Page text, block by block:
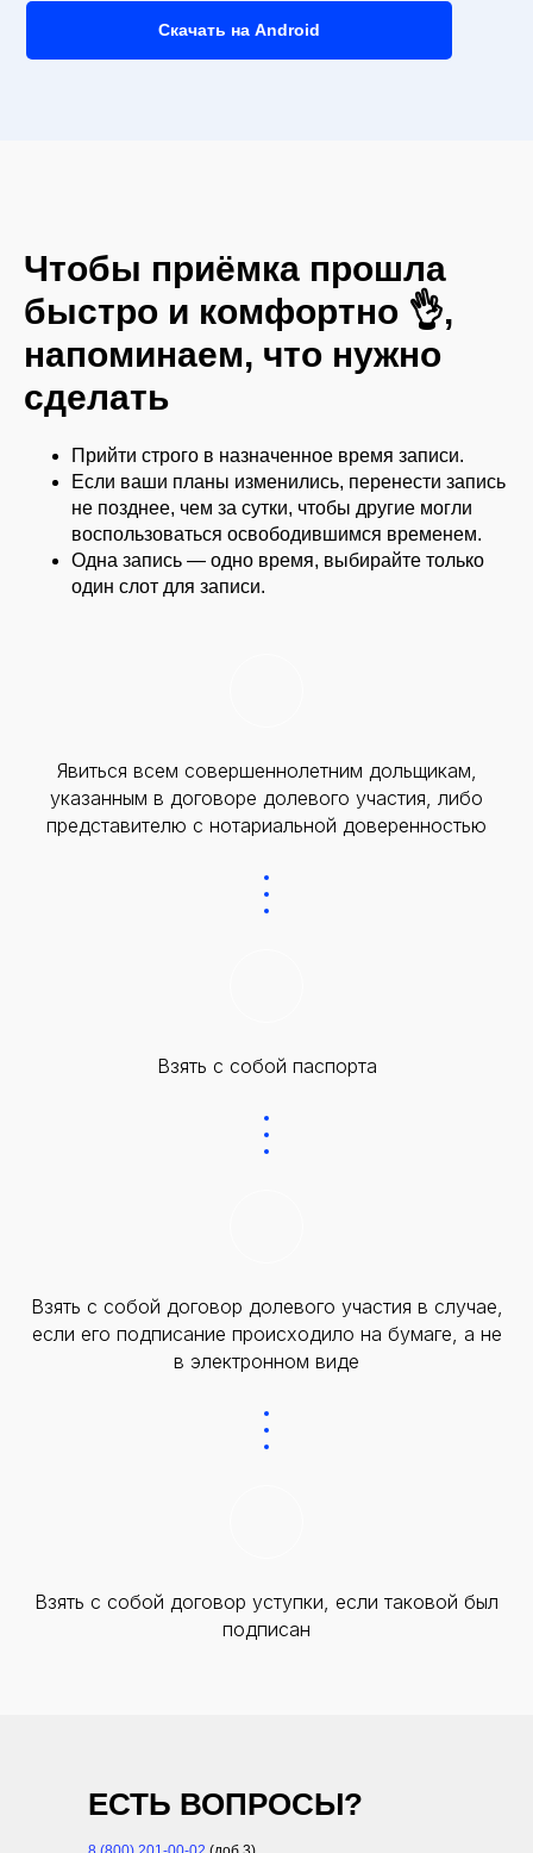
Скачать на Android
Чтобы приёмка прошла
быстро и комфортно 👌,
напоминаем, что нужно
сделать
Прийти строго в назначенное время записи.
Если ваши планы изменились, перенести запись
не позднее, чем за сутки, чтобы другие могли
воспользоваться освободившимся временем.
Одна запись — одно время, выбирайте только
один слот для записи.
Явиться всем совершеннолетним дольщикам,
указанным в договоре долевого участия, либо
представителю с нотариальной доверенностью
Взять с собой паспорта
Взять с собой договор долевого участия в случае,
если его подписание происходило на бумаге, а не
в электронном виде
Взять с собой договор уступки, если таковой был
подписан
ЕСТЬ ВОПРОСЫ?